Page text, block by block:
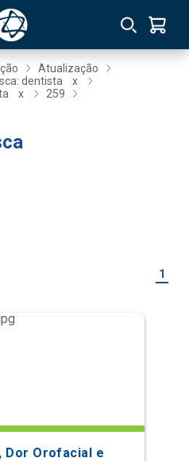
Atualização
dentista
x
x
259
1